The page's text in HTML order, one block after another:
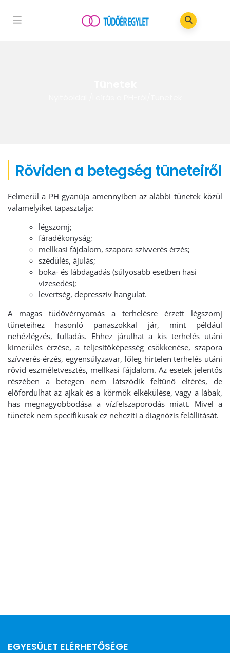
Röviden a betegség tüneteiről
Felmerül a PH gyanúja amennyiben az alábbi tünetek közül
valamelyiket tapasztalja:
légszomj;
fáradékonyság;
mellkasi fájdalom, szapora szívverés érzés;
szédülés, ájulás;
boka- és lábdagadás (súlyosabb esetben hasi
vizesedés);
levertség, depresszív hangulat.
A magas tüdővérnyomás a terhelésre érzett légszomj
tüneteihez hasonló panaszokkal jár, mint például
nehézlégzés, fulladás. Ehhez járulhat a kis terhelés utáni
kimerülés érzése, a teljesítőképesség csökkenése, szapora
szívverés-érzés, egyensúlyzavar, főleg hirtelen terhelés utáni
rövid eszméletvesztés, mellkasi fájdalom. Az esetek jelentős
részében a betegen nem látszódik feltűnő eltérés, de
előfordulhat az ajkak és a körmök elkékülése, vagy a lábak,
has megnagyobbodása a vízfelszaporodás miatt. Mivel a
tünetek nem specifikusak ez nehezíti a diagnózis felállítását.
EGYESÜLET ELÉRHETŐSÉGE